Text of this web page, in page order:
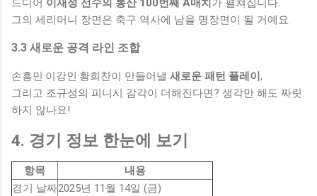
드디어 이재성 선수의 통산 100번째 A매치 가 펼쳐집니다.
그의 세리머니 장면은 축구 역사에 남을 명장면이 될 거예요.
3.3 새로운 공격 라인 조합
손흥민·이강인·황희찬이 만들어낼 새로운 패턴 플레이 ,
그리고 조규성의 피니시 감각이 더해진다면? 생각만 해도 짜릿
하지 않나요!
4. 경기 정보 한눈에 보기
항목
내용
경기 날짜2025년 11월 14일 (금)